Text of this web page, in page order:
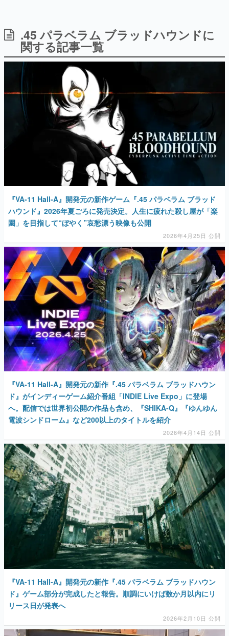
日本のコンテンツ産業やカルチャーに与えた影響を探る企
画です。
日本モバイルゲーム産業史
日本のモバイルゲーム史における主要なトピック・タイト
ルを網羅するほか、開発者へのインタビューや識者による
解説を掲載。約20年の歴史が一望できる決定版！
若ゲのいたり〜ゲームクリエイターの青春〜
『うつヌケ』『ペンと箸』等で知られるマンガ家・田中圭
一先生によるゲーム業界レポートマンガです。
なんでゲームは面白い？
ゲーム開発者・hamatsu氏がゲームの魅力を画面や操作の
具体的な形から解き明かしていく、硬派で骨太な評論連載
です。
ゲームが変えた日本語
の起源や用法の変遷を、コンピューター文化史研究家・タ
イニーP氏が徹底調査。
カテゴリ
特集記事
マンガ
女性向け
アプリレビュー
その他
電ファミニコゲーマーとは？
運営：株式会社マレ
.45 パラベラム ブラッドハウンドに
関する記事一覧
『VA-11 Hall-A』開発元の新作ゲーム『.45 パラベラム ブラッド
ハウンド』2026年夏ごろに発売決定。人生に疲れた殺し屋が「楽
園」を目指して“ぼやく”哀愁漂う映像も公開
2026年4月25日 公開
『VA-11 Hall-A』開発元の新作『.45 パラベラム ブラッドハウン
ド』がインディーゲーム紹介番組「INDIE Live Expo」に登場
へ。配信では世界初公開の作品も含め、『SHIKA-Q』『ゆんゆん
電波シンドローム』など200以上のタイトルを紹介
2026年4月14日 公開
『VA-11 Hall-A』開発元の新作『.45 パラベラム ブラッドハウン
ド』ゲーム部分が完成したと報告。順調にいけば数か月以内にリ
リース日が発表へ
2026年2月10日 公開